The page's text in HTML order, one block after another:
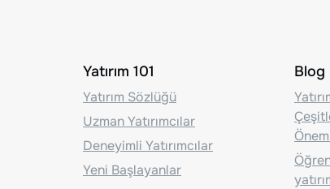
Yatırım 101
Yatırım Sözlüğü
Uzman Yatırımcılar
Deneyimli Yatırımcılar
Yeni Başlayanlar
Blog